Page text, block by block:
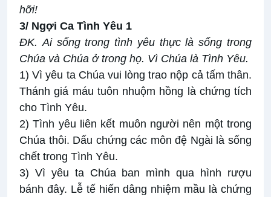
hỡi!
3/ Ngợi Ca Tình Yêu 1
ĐK. Ai sống trong tình yêu thực là sống trong
Chúa và Chúa ở trong họ. Vì Chúa là Tình Yêu.
1) Vì yêu ta Chúa vui lòng trao nộp cả tấm thân.
Thánh giá máu tuôn nhuộm hồng là chứng tích
cho Tình Yêu.
2) Tình yêu liên kết muôn người nên một trong
Chúa thôi. Dấu chứng các môn đệ Ngài là sống
chết trong Tình Yêu.
3) Vì yêu ta Chúa ban mình qua hình rượu
bánh đây. Lễ tế hiến dâng nhiệm mầu là chứng